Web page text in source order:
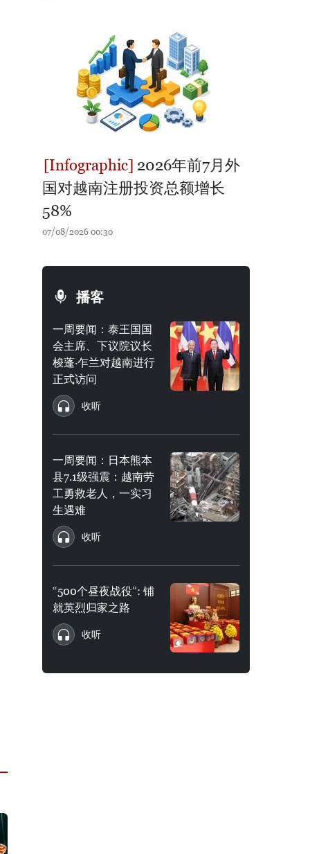
2026年前7月外
国对越南注册投资总额增长
58%
07/08/2026 00:30
播客
一周要闻：泰王国国
会主席、下议院议长
梭蓬·乍兰对越南进行
正式访问
收听
一周要闻：日本熊本
县7.1级强震：越南劳
工勇救老人，一实习
生遇难
收听
“500个昼夜战役”: 铺
就英烈归家之路
收听